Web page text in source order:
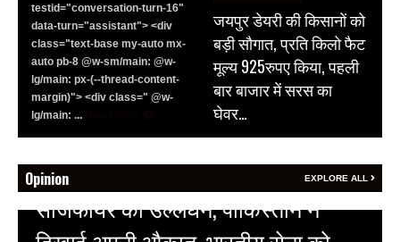
testid="conversation-turn-16"
data-turn="assistant"> <div
class="text-base my-auto mx-
auto pb-8 @w-sm/main: @w-
lg/main: px-(--thread-content-
margin)"> <div class=" @w-
lg/main: ...
जयपुर डेयरी की किसानों को
बड़ी सौगात, प्रति किलो फैट
मूल्य 925रुपए किया, पहली
बार बाजार में सरस का
घेवर…
Opinion EXPLORE ALL